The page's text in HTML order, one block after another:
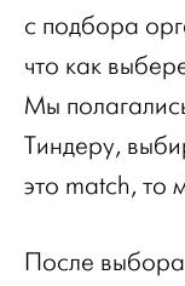
с подбора
что как
Мы
Тиндеру,
это match, то
После выбора